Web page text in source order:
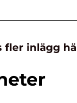
fler inlägg